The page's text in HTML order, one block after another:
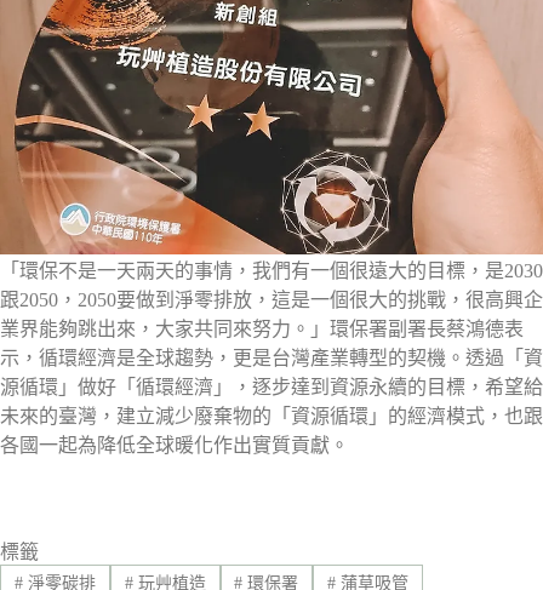
「環保不是一天兩天的事情，我們有一個很遠大的目標，是2030
跟2050，2050要做到淨零排放，這是一個很大的挑戰，很高興企
業界能夠跳出來，大家共同來努力。」環保署副署長蔡鴻德表
示，循環經濟是全球趨勢，更是台灣產業轉型的契機。透過「資
源循環」做好「循環經濟」，逐步達到資源永續的目標，希望給
未來的臺灣，建立減少廢棄物的「資源循環」的經濟模式，也跟
各國一起為降低全球暖化作出實質貢獻。
標籤
#淨零碳排 #玩艸植造 # 環保署 # 蒲草吸管